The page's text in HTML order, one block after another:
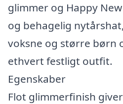
glimmer og Happy
og behagelig
voksne og større børn
ethvert festligt outfit.
Egenskaber
Flot glimmerfinish